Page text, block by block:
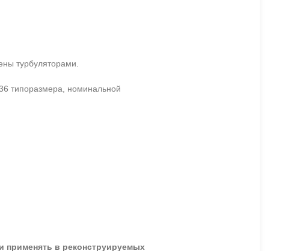
турбуляторами.
типоразмера, номинальной
применять в реконструируемых